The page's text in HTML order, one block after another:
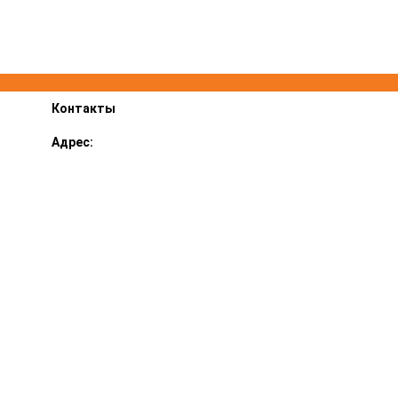
Контакты
Адрес: